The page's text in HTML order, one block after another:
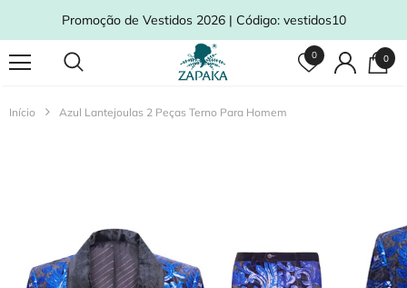
Promoção de Vestidos 2026 | Código: vestidos10
0 0
Início Azul Lantejoulas 2 Peças Terno Para Homem